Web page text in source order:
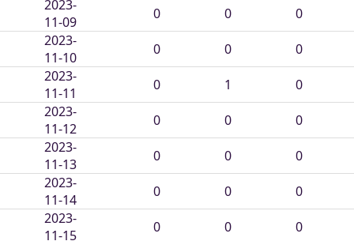
2023-
11-09
0 0
0
2023-
11-10
0 0
0
2023-
11-11
0 1
0
2023-
11-12
0 0
0
2023-
11-13
0 0
0
2023-
11-14
0 0
0
2023-
11-15
0 0
0